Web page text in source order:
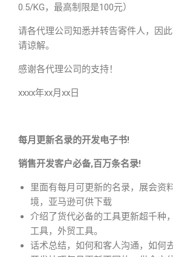
0.5/KG，最高制限是100元）
请各代理公司知悉并转告寄件人，因
请谅解。
感谢各代理公司的支持！
xxxx年xx月xx日
每月更新名录的开发电子书!
销售开发客户必备,百万条名录!
里面有每月可更新的名录，展会资
境，亚马逊可供下载
介绍了货代必备的工具更新超千种
工具，外贸工具。
话术总结，如何和客人沟通，如何